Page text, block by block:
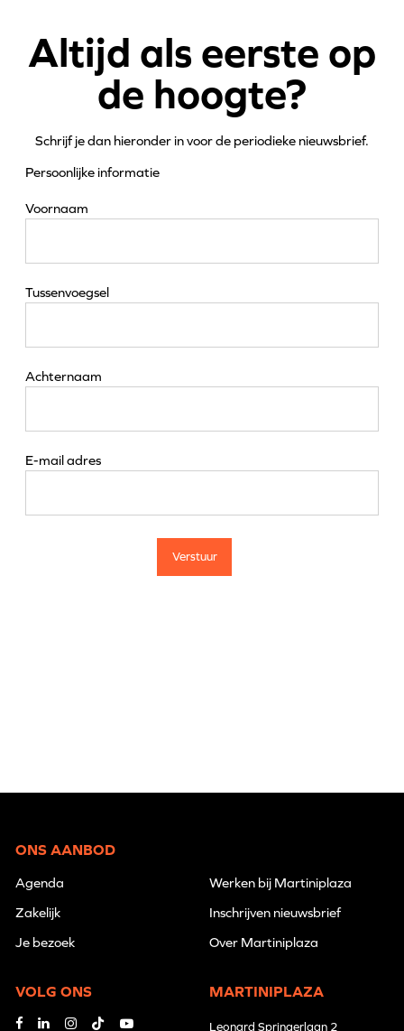
Altijd als eerste op
de hoogte?
Schrijf je dan hieronder in voor de periodieke nieuwsbrief.
Persoonlijke informatie
Voornaam
Tussenvoegsel
Achternaam
E-mail adres
Verstuur
ONS AANBOD
Agenda
Zakelijk
Je bezoek
Werken bij Martiniplaza
Inschrijven nieuwsbrief
Over Martiniplaza
VOLG ONS MARTINIPLAZA
Leonard Springerlaan 2